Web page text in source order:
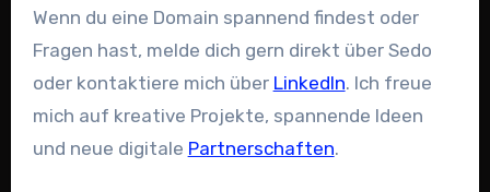
Wenn du eine Domain spannend findest oder
Fragen hast, melde dich gern direkt über Sedo
oder kontaktiere mich über LinkedIn. Ich freue
mich auf kreative Projekte, spannende Ideen
und neue digitale Partnerschaften.